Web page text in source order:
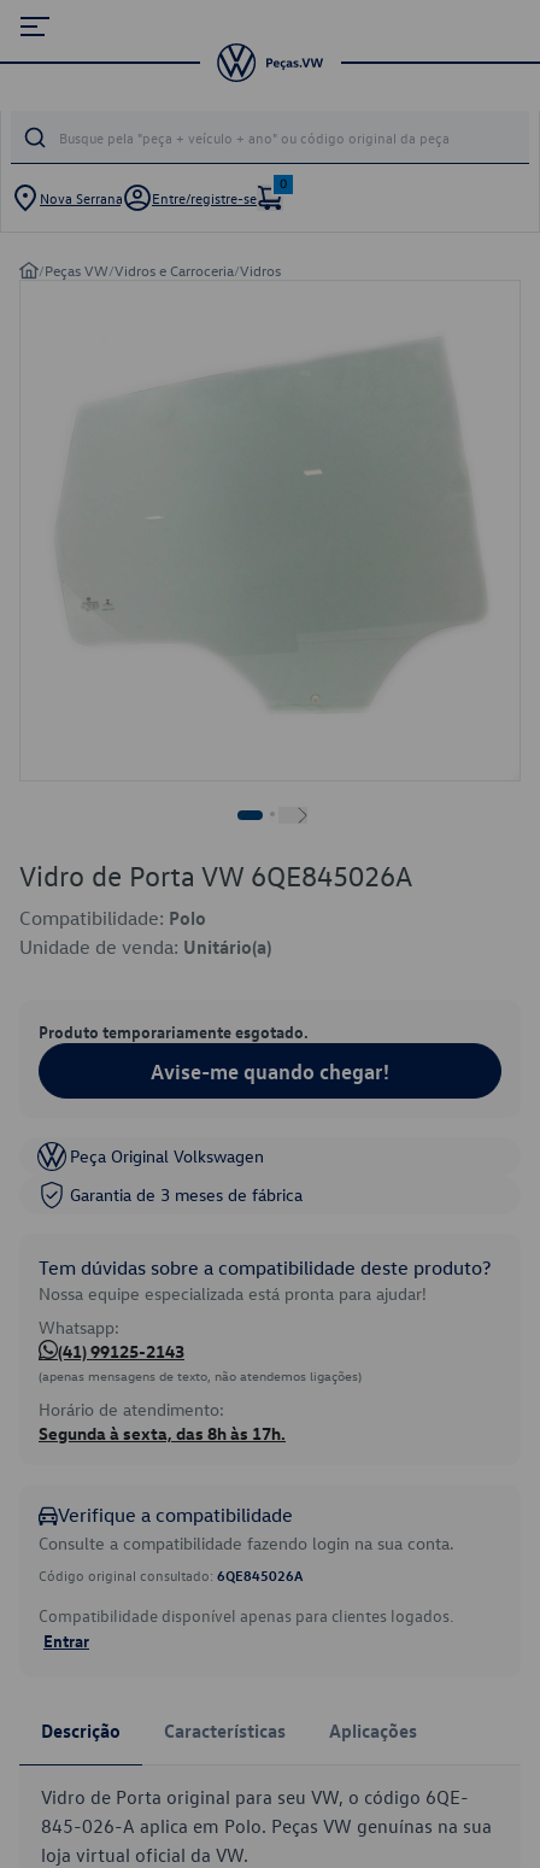
Nova Serrana Entre/registre-se
0
/Peças VW/Vidros e Carroceria/Vidros
Vidro de Porta VW 6QE845026A
Compatibilidade: Polo
Unidade de venda: Unitário(a)
Produto temporariamente esgotado.
Avise-me quando chegar!
Peça Original Volkswagen
Garantia de 3 meses de fábrica
Tem dúvidas sobre a compatibilidade deste produto?
Nossa equipe especializada está pronta para ajudar!
Whatsapp:
(41) 99125-2143
(apenas mensagens de texto, não atendemos ligações)
Horário de atendimento:
Segunda à sexta, das 8h às 17h.
Verifique a compatibilidade
Consulte a compatibilidade fazendo login na sua conta.
Código original consultado: 6QE845026A
Compatibilidade disponível apenas para clientes logados.
Entrar
Descrição Características Aplicações
Vidro de Porta original para seu VW, o código 6QE-
845-026-A aplica em Polo. Peças VW genuínas na sua
loja virtual oficial da VW.